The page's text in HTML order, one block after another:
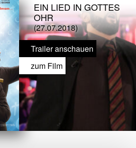
EIN LIED IN GOTTES
OHR
(27.07.2018)
Trailer anschauen
zum Film